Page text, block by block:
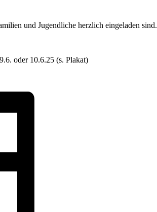
und Jugendliche herzlich eingeladen sind.
oder 10.6.25 (s. Plakat)